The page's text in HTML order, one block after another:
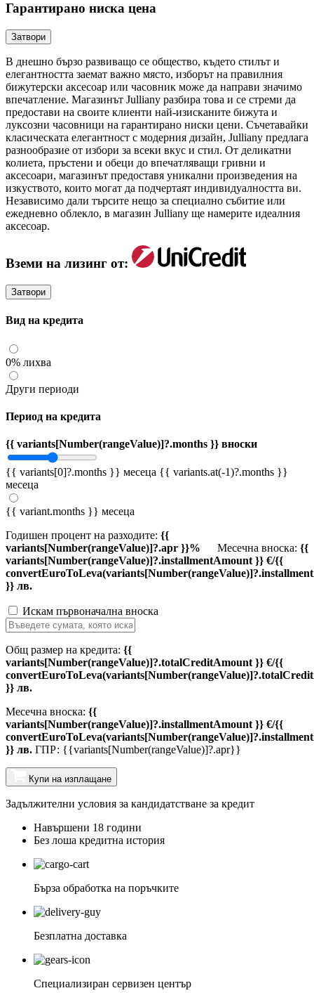
Гарантирано ниска цена
Затвори
В днешно бързо развиващо се общество, където стилът и
елегантността заемат важно място, изборът на правилния
бижутерски аксесоар или часовник може да направи значимо
впечатление. Магазинът Julliany разбира това и се стреми да
предостави на своите клиенти най-изисканите бижута и
луксозни часовници на гарантирано ниски цени. Съчетавайки
класическата елегантност с модерния дизайн, Julliany предлага
разнообразие от избори за всеки вкус и стил. От деликатни
колиета, пръстени и обеци до впечатляващи гривни и
аксесоари, магазинът предоставя уникални произведения на
изкуството, които могат да подчертаят индивидуалността ви.
Независимо дали търсите нещо за специално събитие или
ежедневно облекло, в магазин Julliany ще намерите идеалния
аксесоар.
Вземи на лизинг от:
Затвори
Вид на кредита
0% лихва
Други периоди
Период на кредита
{{ variants[Number(rangeValue)]?.months }} вноски
{{ variants[0]?.months }} месеца {{ variants.at(-1)?.months }}
месеца
{{ variant.months }} месеца
Годишен процент на разходите: {{
variants[Number(rangeValue)]?.apr }}%
Месечна вноска: {{
variants[Number(rangeValue)]?.installmentAmount }} €/{{
}} лв.
Искам първоначална вноска
Общ размер на кредита: {{
variants[Number(rangeValue)]?.totalCreditAmount }} €/{{
}} лв.
Месечна вноска: {{
variants[Number(rangeValue)]?.installmentAmount }} €/{{
}} лв. ГПР: {{variants[Number(rangeValue)]?.apr}}
Купи на изплащане
Задължителни условия за кандидатстване за кредит
Навършени 18 години
Без лоша кредитна история
Бърза обработка на поръчките
Безплатна доставка
Специализиран сервизен център